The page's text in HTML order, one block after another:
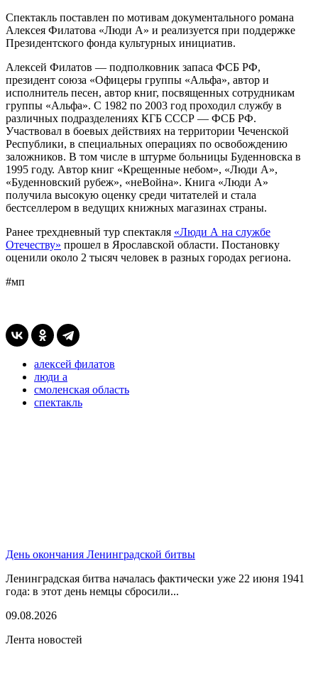
Спектакль поставлен по мотивам документального романа
Алексея Филатова «Люди А» и реализуется при поддержке
Президентского фонда культурных инициатив.
Алексей Филатов — подполковник запаса ФСБ РФ,
президент союза «Офицеры группы «Альфа», автор и
исполнитель песен, автор книг, посвященных сотрудникам
группы «Альфа». С 1982 по 2003 год проходил службу в
различных подразделениях КГБ СССР — ФСБ РФ.
Участвовал в боевых действиях на территории Чеченской
Республики, в специальных операциях по освобождению
заложников. В том числе в штурме больницы Буденновска в
1995 году. Автор книг «Крещенные небом», «Люди А»,
«Буденновский рубеж», «неВойна». Книга «Люди А»
получила высокую оценку среди читателей и стала
бестселлером в ведущих книжных магазинах страны.
Ранее трехдневный тур спектакля «Люди А на службе
Отечеству» прошел в Ярославской области. Постановку
оценили около 2 тысяч человек в разных городах региона.
#мп
алексей филатов
люди а
смоленская область
спектакль
День окончания Ленинградской битвы
Ленинградская битва началась фактически уже 22 июня 1941
года: в этот день немцы сбросили...
09.08.2026
Лента новостей